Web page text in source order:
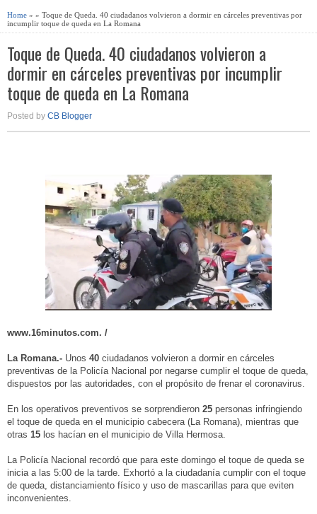
Home » » Toque de Queda. 40 ciudadanos volvieron a dormir en cárceles preventivas por
incumplir toque de queda en La Romana
Toque de Queda. 40 ciudadanos volvieron a
dormir en cárceles preventivas por incumplir
toque de queda en La Romana
Posted by CB Blogger
www.16minutos.com. /
La Romana.- Unos 40 ciudadanos volvieron a dormir en cárceles
preventivas de la Policía Nacional por negarse cumplir el toque de queda,
dispuestos por las autoridades, con el propósito de frenar el coronavirus.
En los operativos preventivos se sorprendieron 25 personas infringiendo
el toque de queda en el municipio cabecera (La Romana), mientras que
otras 15 los hacían en el municipio de Villa Hermosa.
La Policía Nacional recordó que para este domingo el toque de queda se
inicia a las 5:00 de la tarde. Exhortó a la ciudadanía cumplir con el toque
de queda, distanciamiento físico y uso de mascarillas para que eviten
inconvenientes.